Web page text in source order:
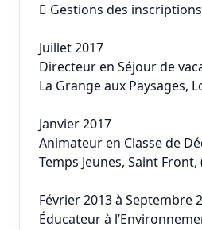
 Gestions des
Juillet 2017
Directeur en Séjour de
La Grange aux Paysages,
Janvier 2017
Animateur en Classe de
Temps Jeunes, Saint Front,
Février 2013 à Septembre
Éducateur à